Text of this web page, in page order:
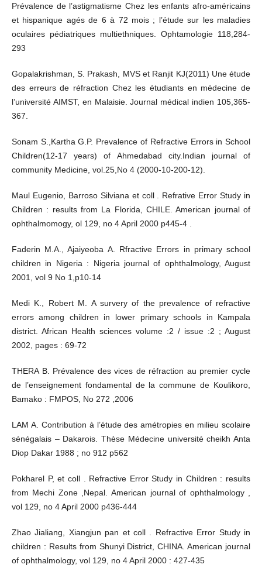
Prévalence de l’astigmatisme Chez les enfants afro-américains
et hispanique agés de 6 à 72 mois ; l’étude sur les maladies
oculaires pédiatriques multiethniques. Ophtamologie 118,284-
293
Gopalakrishman, S. Prakash, MVS et Ranjit KJ(2011) Une étude
des erreurs de réfraction Chez les étudiants en médecine de
l’université AIMST, en Malaisie. Journal médical indien 105,365-
367.
Sonam S.,Kartha G.P. Prevalence of Refractive Errors in School
Children(12-17 years) of Ahmedabad city.Indian journal of
community Medicine, vol.25,No 4 (2000-10-200-12).
Maul Eugenio, Barroso Silviana et coll . Refrative Error Study in
Children : results from La Florida, CHILE. American journal of
ophthalmomogy, ol 129, no 4 April 2000 p445-4 .
Faderin M.A., Ajaiyeoba A. Rfractive Errors in primary school
children in Nigeria : Nigeria journal of ophthalmology, August
2001, vol 9 No 1,p10-14
Medi K., Robert M. A survery of the prevalence of refractive
errors among children in lower primary schools in Kampala
district. African Health sciences volume :2 / issue :2 ; August
2002, pages : 69-72
THERA B. Prévalence des vices de réfraction au premier cycle
de l’enseignement fondamental de la commune de Koulikoro,
Bamako : FMPOS, No 272 ,2006
LAM A. Contribution à l’étude des amétropies en milieu scolaire
sénégalais – Dakarois. Thèse Médecine université cheikh Anta
Diop Dakar 1988 ; no 912 p562
Pokharel P, et coll . Refractive Error Study in Children : results
from Mechi Zone ,Nepal. American journal of ophthalmology ,
vol 129, no 4 April 2000 p436-444
Zhao Jialiang, Xiangjun pan et coll . Refractive Error Study in
children : Results from Shunyi District, CHINA. American journal
of ophthalmology, vol 129, no 4 April 2000 : 427-435